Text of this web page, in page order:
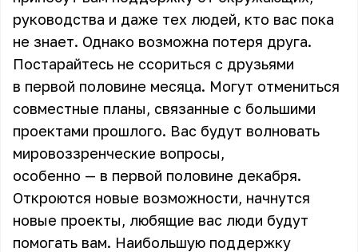
руководства и даже тех людей, кто вас пока
не знает. Однако возможна потеря друга.
Постарайтесь не ссориться с друзьями
в первой половине месяца. Могут отмениться
совместные планы, связанные с большими
проектами прошлого. Вас будут волновать
мировоззренческие вопросы,
особенно — в первой половине декабря.
Откроются новые возможности, начнутся
новые проекты, любящие вас люди будут
помогать вам. Наибольшую поддержку